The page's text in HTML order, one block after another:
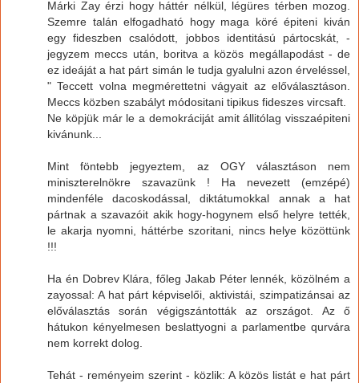
Márki Zay érzi hogy háttér nélkül, légüres térben mozog.
Szemre talán elfogadható hogy maga köré épiteni kiván
egy fideszben csalódott, jobbos identitású pártocskát, -
jegyzem meccs után, boritva a közös megállapodást - de
ez ideáját a hat párt simán le tudja gyalulni azon érveléssel,
" Teccett volna megmérettetni vágyait az előválasztáson.
Meccs közben szabályt módositani tipikus fideszes vircsaft.
Ne köpjük már le a demokráciját amit állitólag visszaépiteni
kivánunk...
Mint föntebb jegyeztem, az OGY választáson nem
miniszterelnökre szavazünk ! Ha nevezett (emzépé)
mindenféle dacoskodással, diktátumokkal annak a hat
pártnak a szavazóit akik hogy-hogynem első helyre tették,
le akarja nyomni, háttérbe szoritani, nincs helye közöttünk
!!!
Ha én Dobrev Klára, főleg Jakab Péter lennék, közölném a
zayossal: A hat párt képviselői, aktivistái, szimpatizánsai az
előválasztás során végigszántották az országot. Az ő
hátukon kényelmesen beslattyogni a parlamentbe qurvára
nem korrekt dolog.
Tehát - reményeim szerint - közlik: A közös listát e hat párt